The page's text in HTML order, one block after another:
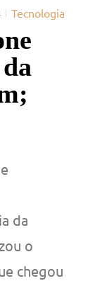
Tecnologia
da
o
chegou